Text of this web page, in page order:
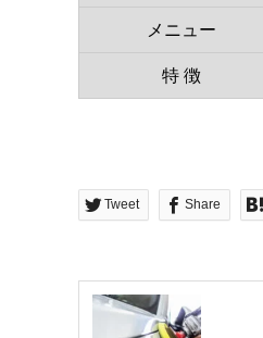
メニュー
特 徴
Tweet Share